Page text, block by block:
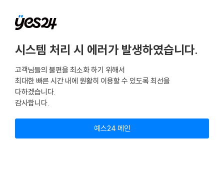
시스템 처리 시 에러가 발생하였습니다.
고객님들의 불편을 최소화 하기 위해서
최대한 빠른 시간 내에 원활히 이용할 수 있도록 최선을
다하겠습니다.
감사합니다.
예스24 메인